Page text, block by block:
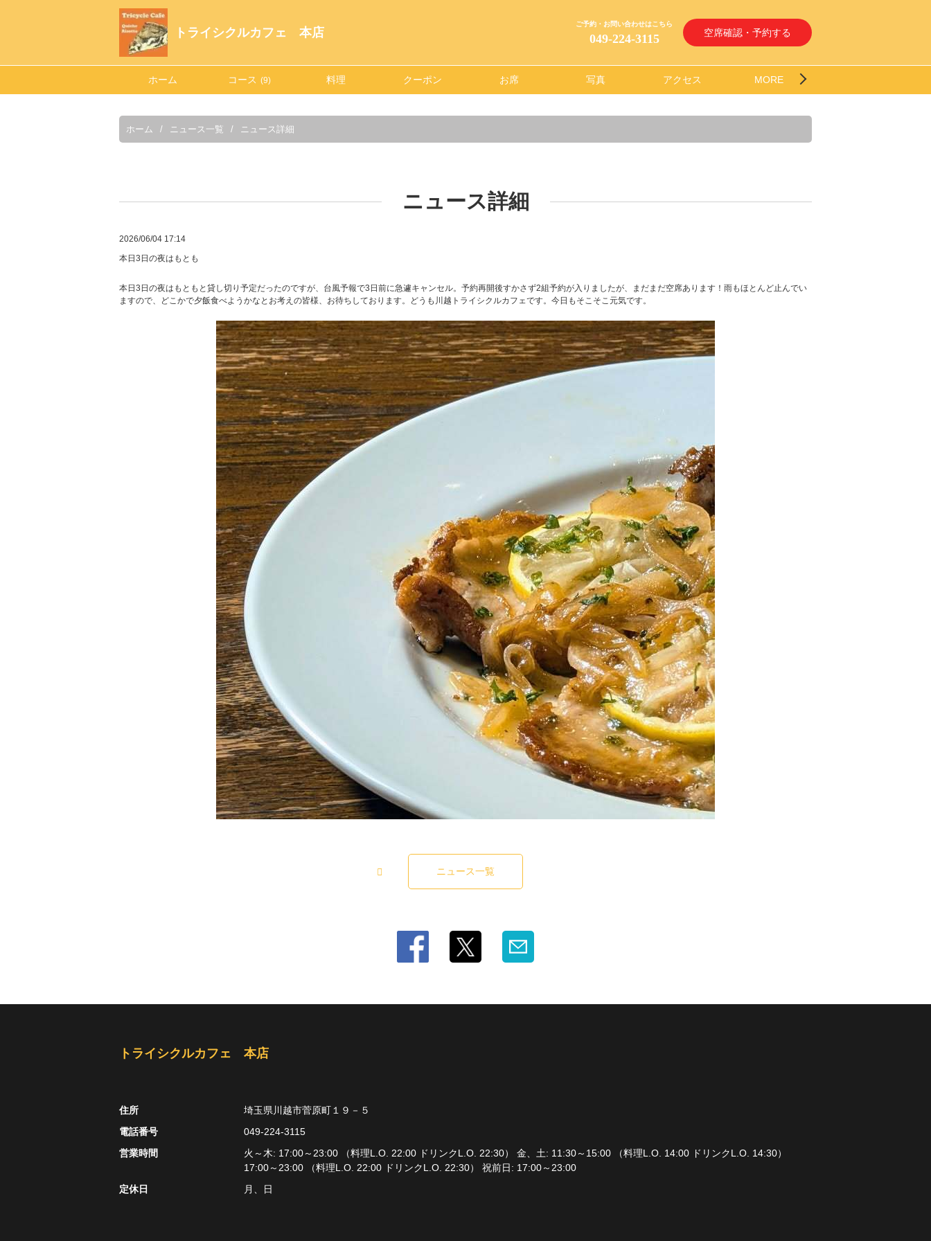
トライシクルカフェ 本店
ご予約・お問い合わせはこちら
049-224-3115 空席確認・予約する
ホーム コース (9) 料理 クーポン お席 写真 アクセス MORE
ホーム ニュース一覧 ニュース詳細
ニュース詳細
2026/06/04 17:14
本日3日の夜はもとも
本日3日の夜はもともと貸し切り予定だったのですが、台風予報で3日前に急遽キャンセル。予約再開後すかさず2組予約が入りましたが、まだまだ空席あります！雨もほとんど止んでい
ますので、どこかで夕飯食べようかなとお考えの皆様、お待ちしております。どうも川越トライシクルカフェです。今日もそこそこ元気です。
ニュース一覧
トライシクルカフェ 本店
住所
埼玉県川越市菅原町１９－５
電話番号
049-224-3115
営業時間
火～木: 17:00～23:00 （料理L.O. 22:00 ドリンクL.O. 22:30） 金、土: 11:30～15:00 （料理L.O. 14:00 ドリンクL.O. 14:30）
17:00～23:00 （料理L.O. 22:00 ドリンクL.O. 22:30） 祝前日: 17:00～23:00
定休日
月、日